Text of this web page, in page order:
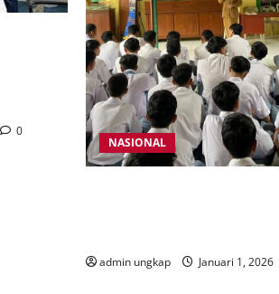
0
NASIONAL
admin ungkap Januari 1, 2026